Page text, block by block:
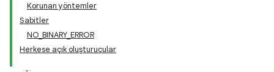
Korunan yöntemler
Sabitler
NO_BINARY_ERROR
Herkese açık oluşturucular